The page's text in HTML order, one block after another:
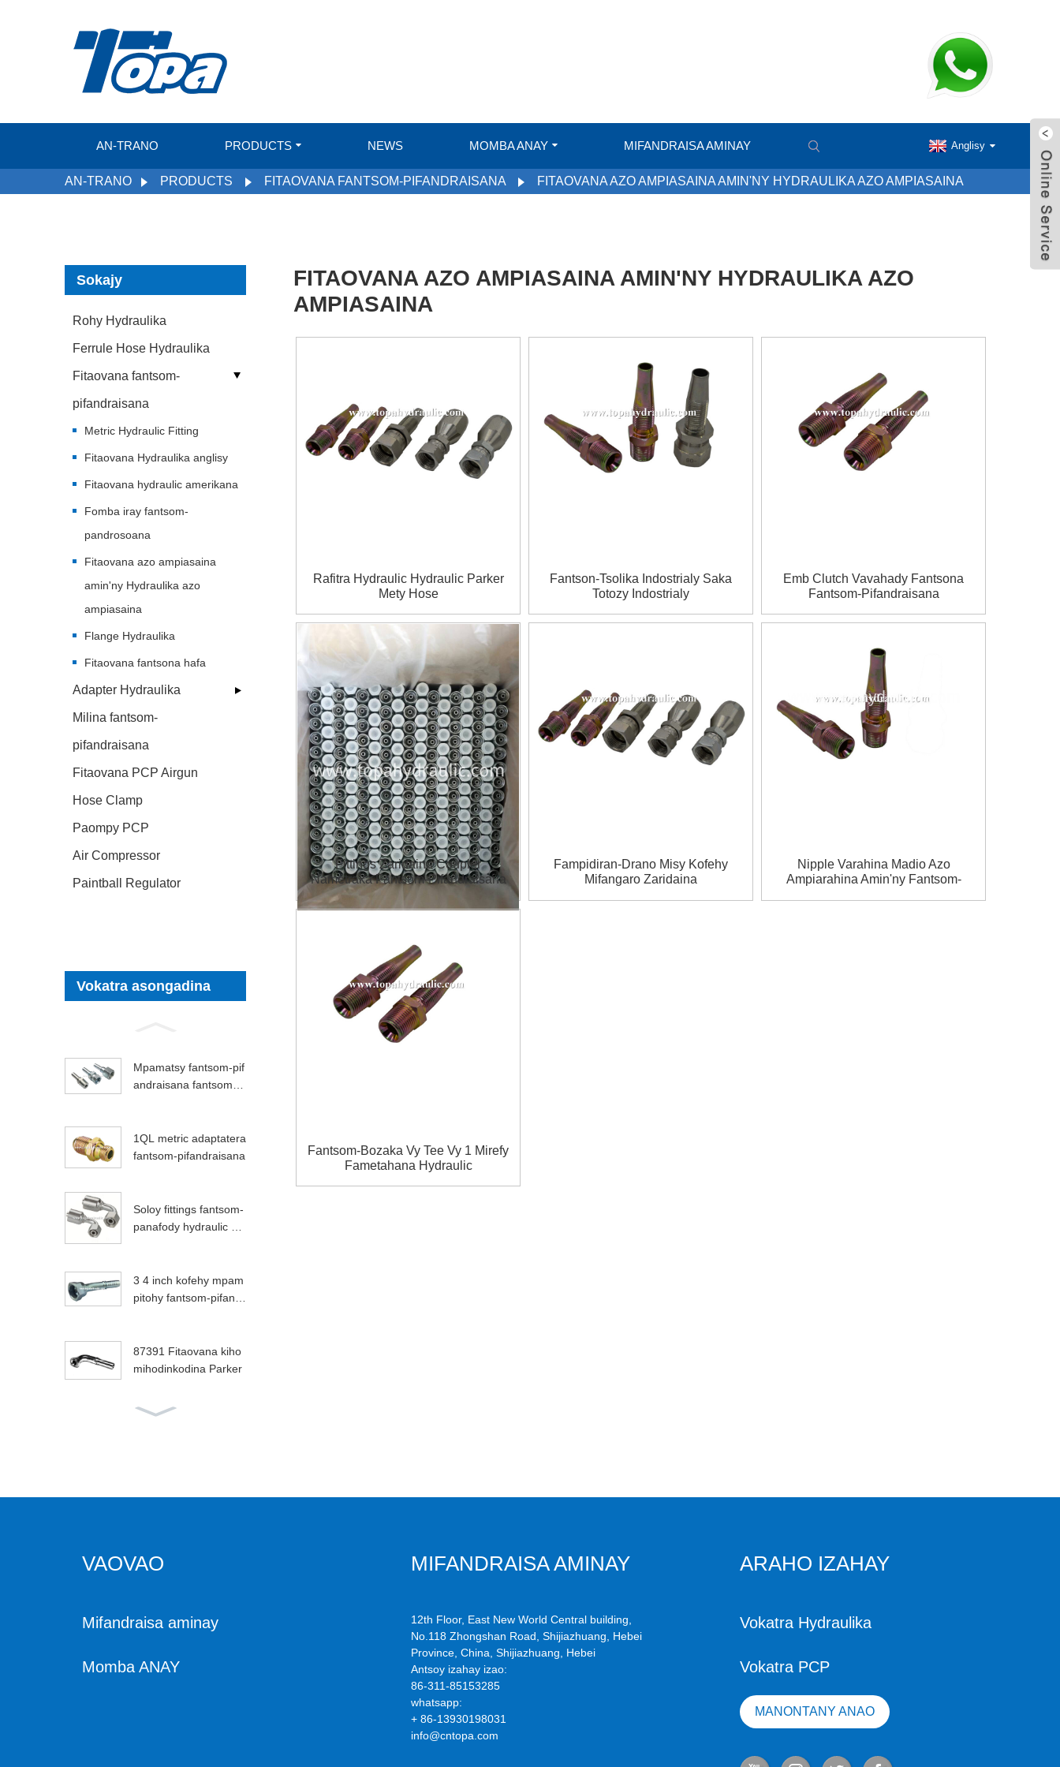
AN-TRANO PRODUCTS NEWS MOMBA ANAY MIFANDRAISA AMINAY Anglisy
AN-TRANO PRODUCTS FITAOVANA FANTSOM-PIFANDRAISANA FITAOVANA AZO AMPIASAINA AMIN'NY HYDRAULIKA AZO AMPIASAINA
Sokajy
Rohy Hydraulika
Ferrule Hose Hydraulika
Fitaovana fantsom-
pifandraisana
Metric Hydraulic Fitting
Fitaovana Hydraulika anglisy
Fitaovana hydraulic amerikana
Fomba iray fantsom-
pandrosoana
Fitaovana azo ampiasaina
amin'ny Hydraulika azo
ampiasaina
Flange Hydraulika
Fitaovana fantsona hafa
Adapter Hydraulika
Milina fantsom-
pifandraisana
Fitaovana PCP Airgun
Hose Clamp
Paompy PCP
Air Compressor
Paintball Regulator
Vokatra asongadina
Mpamatsy fantsom-pif
andraisana fantsom-pi
1QL metric adaptatera
fantsom-pifandraisana
Soloy fittings fantsom-
panafody hydraulic m
3 4 inch kofehy mpam
pitohy fantsom-pifandr
87391 Fitaovana kiho
mihodinkodina Parker
Ny faritra komatsu ma
29611 JIS Fitaovana f
y vy vita amin'ny vy
FITAOVANA AZO AMPIASAINA AMIN'NY HYDRAULIKA AZO
AMPIASAINA
Rafitra Hydraulic Hydraulic Parker
Mety Hose
Fantson-Tsolika Indostrialy Saka
Totozy Indostrialy
Emb Clutch Vavahady Fantsona
Fantsom-Pifandraisana
Fittings Zaridaina Coupler
Nametraka Fantsom-Pifandraisana
Fampidiran-Drano Misy Kofehy
Mifangaro Zaridaina
Nipple Varahina Madio Azo
Ampiarahina Amin'ny Fantsom-
Fantsom-Bozaka Vy Tee Vy 1 Mirefy
Fametahana Hydraulic
VAOVAO
Mifandraisa aminay
Momba ANAY
MIFANDRAISA AMINAY
12th Floor, East New World Central building,
No.118 Zhongshan Road, Shijiazhuang, Hebei
Province, China, Shijiazhuang, Hebei
Antsoy izahay izao:
86-311-85153285
whatsapp:
+ 86-13930198031
info@cntopa.com
ARAHO IZAHAY
Vokatra Hydraulika
Vokatra PCP
MANONTANY ANAO